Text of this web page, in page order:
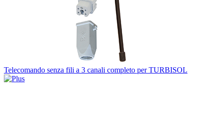
Telecomando senza fili a 3 canali completo per TURBISOL